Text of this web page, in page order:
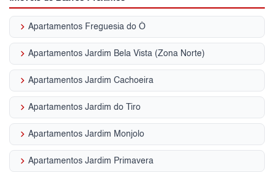
keyboard_arrow_right Apartamentos Freguesia do Ó
keyboard_arrow_right Apartamentos Jardim Bela Vista (Zona Norte)
keyboard_arrow_right Apartamentos Jardim Cachoeira
keyboard_arrow_right Apartamentos Jardim do Tiro
keyboard_arrow_right Apartamentos Jardim Monjolo
keyboard_arrow_right Apartamentos Jardim Primavera